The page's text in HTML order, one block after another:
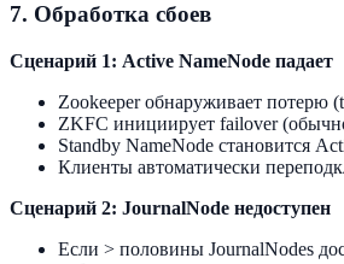
7. Обработка сбоев
Сценарий 1: Active NameNode падает
Zookeeper обнаруживает потерю
ZKFC инициирует failover
Standby NameNode становится
Клиенты автоматически
Сценарий 2: JournalNode недоступен
Если > половины JournalNodes